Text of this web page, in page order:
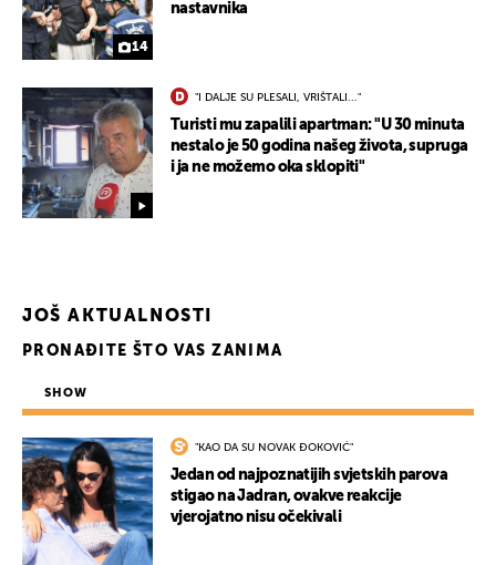
14
nastavnika
"I DALJE SU PLESALI, VRIŠTALI..."
Turisti mu zapalili apartman: "U 30 minuta
nestalo je 50 godina našeg života, supruga
i ja ne možemo oka sklopiti"
JOŠ AKTUALNOSTI
PRONAĐITE ŠTO VAS ZANIMA
SHOW
"KAO DA SU NOVAK ĐOKOVIĆ"
Jedan od najpoznatijih svjetskih parova
stigao na Jadran, ovakve reakcije
vjerojatno nisu očekivali